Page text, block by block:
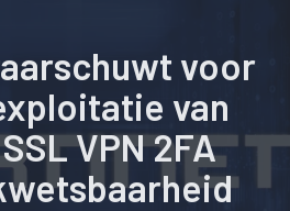
voor
van
VPN 2FA